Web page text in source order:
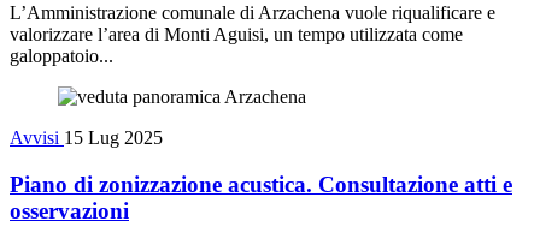
L’Amministrazione comunale di Arzachena vuole riqualificare e
valorizzare l’area di Monti Aguisi, un tempo utilizzata come
galoppatoio...
Avvisi 15 Lug 2025
Piano di zonizzazione acustica. Consultazione atti e
osservazioni